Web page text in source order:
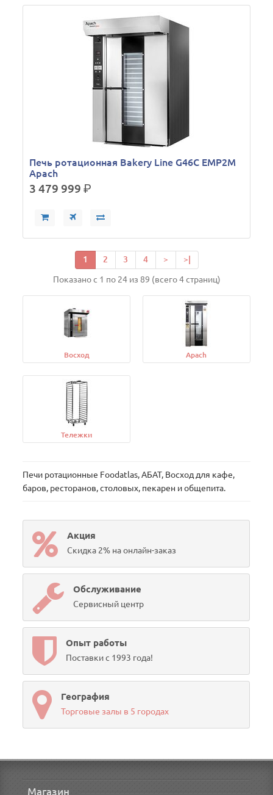
Печь ротационная Bakery Line G46C EMP2M
Apach
3 479 999р.
1 2 3 4 > >|
Показано с 1 по 24 из 89 (всего 4 страниц)
Восход Apach
Тележки
Печи ротационные Foodatlas, АБАТ, Восход для кафе,
баров, ресторанов, столовых, пекарен и общепита.
Акция
Скидка 2% на онлайн-заказ
Обслуживание
Сервисный центр
Опыт работы
Поставки с 1993 года!
География
Торговые залы в 5 городах
Магазин